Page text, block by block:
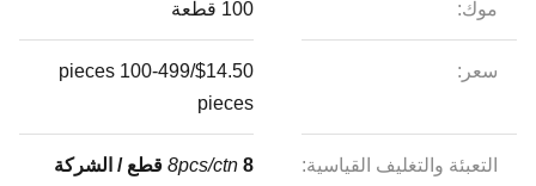
موك: 100 قطعة
سعر:
$14.50/pieces 100-499
pieces
التعبئة والتغليف القياسية: 8pcs/ctn 8 قطع / الشركة